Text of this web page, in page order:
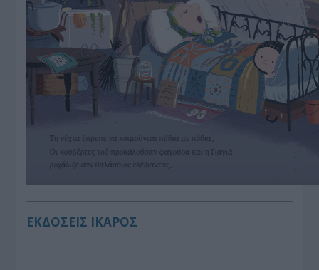
ΕΚΔΟΣΕΙΣ ΙΚΑΡΟΣ